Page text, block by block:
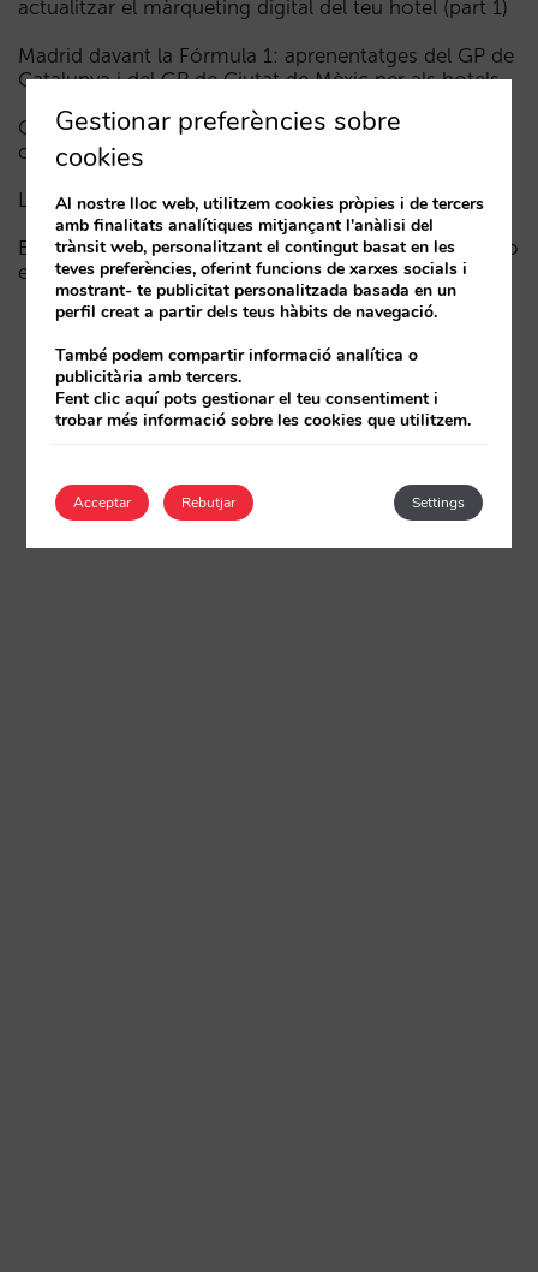
actualitzar el màrqueting digital del teu hotel (part 1)
Madrid davant la Fórmula 1: aprenentatges del GP de
Catalunya i del GP de Ciutat de Mèxic per als hotels
Com apareix un hotel en els assistents d’IA: les tres
capes de visibilitat
La fi de l’era “Book on Metasearch”
El funnel a la IA està trencat. La clau per a arreglar-ho
està en la fase de consideració
Gestionar preferències sobre
cookies
Al nostre lloc web, utilitzem cookies pròpies i de tercers
amb finalitats analítiques mitjançant l'anàlisi del
trànsit web, personalitzant el contingut basat en les
teves preferències, oferint funcions de xarxes socials i
mostrant- te publicitat personalitzada basada en un
perfil creat a partir dels teus hàbits de navegació.
També podem compartir informació analítica o
publicitària amb tercers.
Fent clic aquí pots gestionar el teu consentiment i
trobar més informació sobre les cookies que utilitzem.
Acceptar Settings
Rebutjar